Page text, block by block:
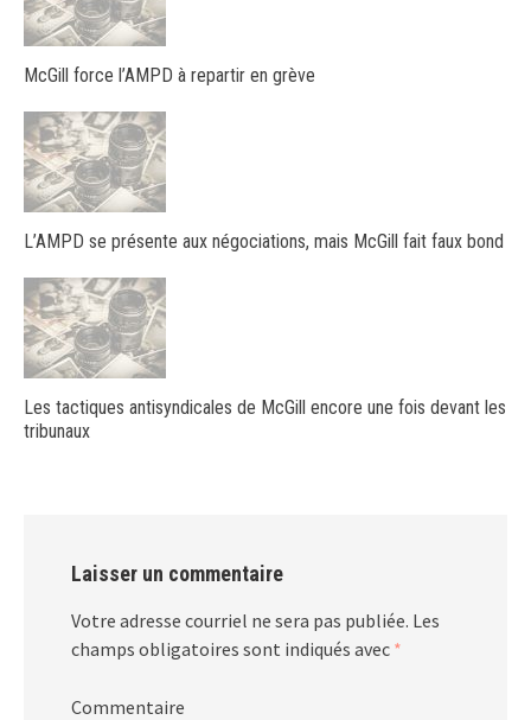
McGill force l’AMPD à repartir en grève
L’AMPD se présente aux négociations, mais McGill fait faux bond
Les tactiques antisyndicales de McGill encore une fois devant les
tribunaux
Laisser un commentaire
Votre adresse courriel ne sera pas publiée. Les
champs obligatoires sont indiqués avec *
Commentaire